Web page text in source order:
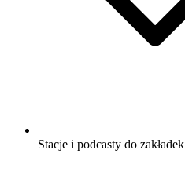
Stacje i podcasty do zakładek